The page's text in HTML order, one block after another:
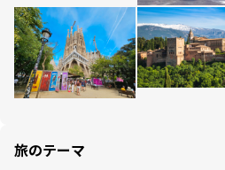
旅のテーマ